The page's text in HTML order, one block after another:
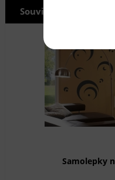
Související produkty
Samolepky